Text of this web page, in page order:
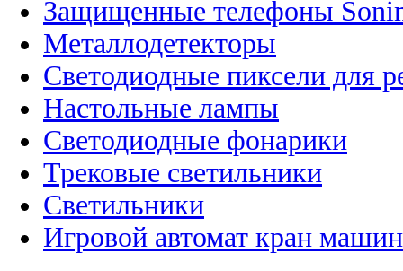
Защищенные телефоны
Металлодетекторы
Светодиодные пиксели для
Настольные лампы
Светодиодные фонарики
Трековые светильники
Светильники
Игровой автомат кран